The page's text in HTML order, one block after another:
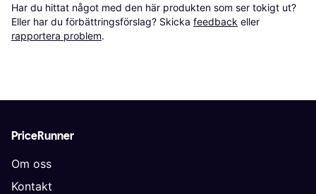
Har du hittat något med den här produkten som ser tokigt ut?
Eller har du förbättringsförslag? Skicka feedback eller
rapportera problem.
PriceRunner
Om oss
Kontakt